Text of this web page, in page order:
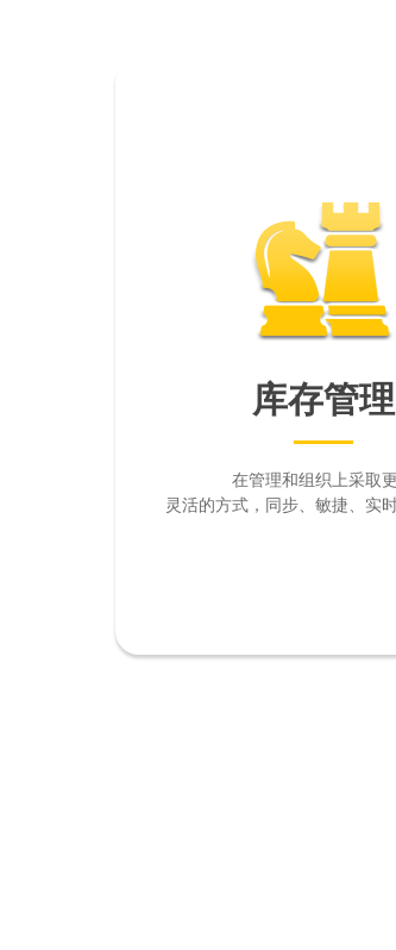
库存管理
在管理和组织上采取
灵活的方式，同步、敏捷、实